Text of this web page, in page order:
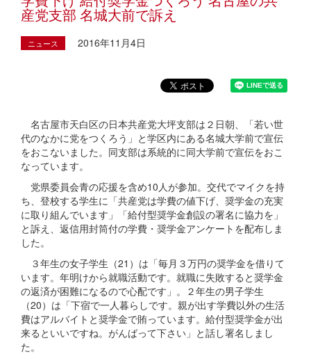
産党支部 名城大前で訴え
ニュース 2016年11月4日
名古屋市天白区の日本共産党大坪支部は２日朝、「若い世
代のなかに党をつくろう」と学区内にある名城大学前で宣伝
をおこないました。同支部は系統的に同大学前で宣伝をおこ
なっています。
党県委員会青の応援を含め10人が参加。交代でマイクを持
ち、登校する学生に「共産党は学費の値下げ、奨学金の充実
に取り組んでいます」「給付型奨学金創設の署名に協力を」
と訴え、返信用封筒付の学費・奨学金アンケートを配布しま
した。
３年生の女子学生（21）は「毎月３万円の奨学金を借りて
います。年明けから就職活動です。就職に失敗すると奨学金
の返済が困難になるので心配です」。２年生の男子学生
（20）は「下宿で一人暮らしです。親が出す学費以外の生活
費はアルバイトと奨学金で賄っています。給付型奨学金が出
来るといいですね。がんばって下さい」と話し署名しまし
た。